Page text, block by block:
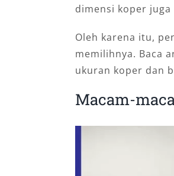
dimensi koper
Oleh karena itu,
memilihnya. Baca
ukuran koper dan
Macam-